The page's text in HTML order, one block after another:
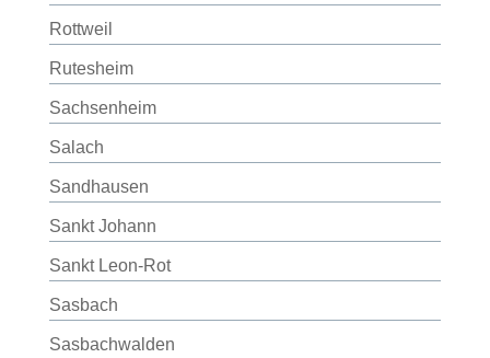
Rottweil
Rutesheim
Sachsenheim
Salach
Sandhausen
Sankt Johann
Sankt Leon-Rot
Sasbach
Sasbachwalden